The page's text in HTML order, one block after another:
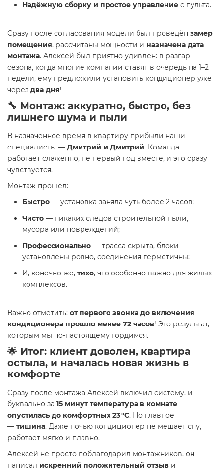
Надёжную сборку и простое управление с пульта.
Сразу после согласования модели был проведён замер
помещения, рассчитаны мощности и назначена дата
монтажа. Алексей был приятно удивлён: в разгар
сезона, когда многие компании ставят в очередь на 1–2
недели, ему предложили установить кондиционер уже
через два дня!
🔧 Монтаж: аккуратно, быстро, без
лишнего шума и пыли
В назначенное время в квартиру прибыли наши
специалисты — Дмитрий и Дмитрий. Команда
работает слаженно, не первый год вместе, и это сразу
чувствуется.
Монтаж прошёл:
Быстро — установка заняла чуть более 2 часов;
Чисто — никаких следов строительной пыли,
мусора или повреждений;
Профессионально — трасса скрыта, блоки
установлены ровно, соединения герметичны;
И, конечно же, тихо, что особенно важно для жилых
комплексов.
Важно отметить: от первого звонка до включения
кондиционера прошло менее 72 часов! Это результат,
которым мы по-настоящему гордимся.
🌟 Итог: клиент доволен, квартира
остыла, и началась новая жизнь в
комфорте
Сразу после монтажа Алексей включил систему, и
буквально за 15 минут температура в комнате
опустилась до комфортных 23 °C. Но главное
— тишина. Даже ночью кондиционер не мешает сну,
работает мягко и плавно.
Алексей не просто поблагодарил монтажников, он
написал искренний положительный отзыв и